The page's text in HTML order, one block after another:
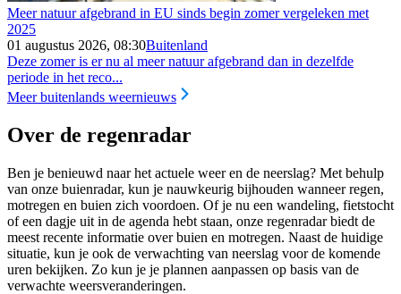
Meer natuur afgebrand in EU sinds begin zomer vergeleken met
2025
01 augustus 2026, 08:30Buitenland
Deze zomer is er nu al meer natuur afgebrand dan in dezelfde
periode in het reco...
Meer buitenlands weernieuws
Over de regenradar
Ben je benieuwd naar het actuele weer en de neerslag? Met behulp
van onze buienradar, kun je nauwkeurig bijhouden wanneer regen,
motregen en buien zich voordoen. Of je nu een wandeling, fietstocht
of een dagje uit in de agenda hebt staan, onze regenradar biedt de
meest recente informatie over buien en motregen. Naast de huidige
situatie, kun je ook de verwachting van neerslag voor de komende
uren bekijken. Zo kun je je plannen aanpassen op basis van de
verwachte weersveranderingen.